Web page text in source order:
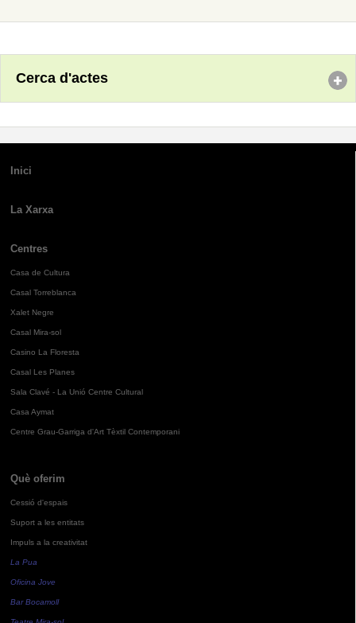
Cerca d'actes
Inici
La Xarxa
Centres
Casa de Cultura
Casal Torreblanca
Xalet Negre
Casal Mira-sol
Casino La Floresta
Casal Les Planes
Sala Clavé - La Unió Centre Cultural
Casa Aymat
Centre Grau-Garriga d'Art Tèxtil Contemporani
Què oferim
Cessió d'espais
Suport a les entitats
Impuls a la creativitat
La Pua
Oficina Jove
Bar Bocamoll